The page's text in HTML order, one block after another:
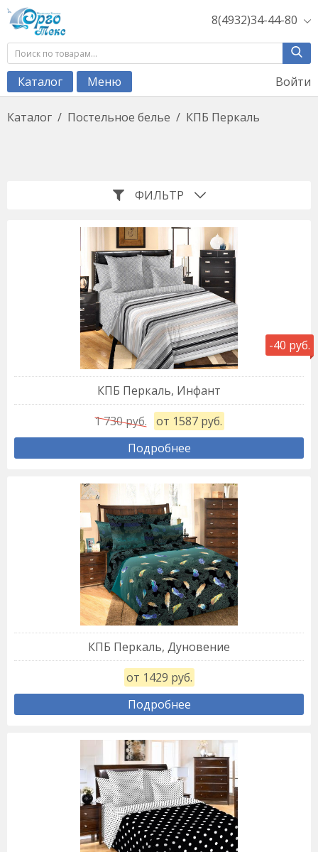
8(4932)34-44-80
Каталог Меню Войти
Каталог / Постельное белье / КПБ Перкаль
ФИЛЬТР
-40 руб.
КПБ Перкаль, Инфант
1 730 руб.
от 1587 руб.
Подробнее
КПБ Перкаль, Дуновение
от 1429 руб.
Подробнее